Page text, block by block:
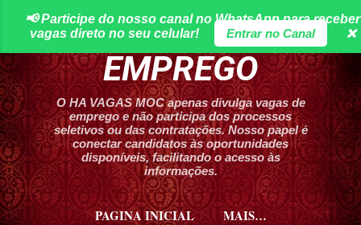
Pular para o conteúdo principal
HA VAGAS DE
EMPREGO
O HA VAGAS MOC apenas divulga vagas de
emprego e não participa dos processos
seletivos ou das contratações. Nosso papel é
conectar candidatos às oportunidades
disponíveis, facilitando o acesso às
informações.
📢 Participe do nosso canal no WhatsApp para receber
vagas direto no seu celular!
Entrar no Canal ❌
PAGINA INICIAL
MAIS…